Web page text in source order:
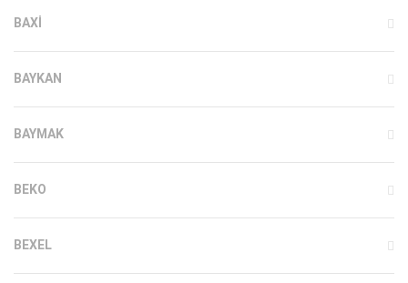
BAXI
BAYKAN
BAYMAK
BEKO
BEXEL